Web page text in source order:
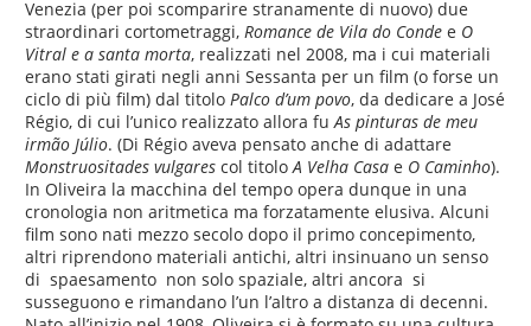
Venezia (per poi scomparire stranamente di nuovo) due
straordinari cortometraggi, Romance de Vila do Conde e O
Vitral e a santa morta, realizzati nel 2008, ma i cui materiali
erano stati girati negli anni Sessanta per un film (o forse un
ciclo di più film) dal titoloPalco d’um povo, da dedicare a José
Régio, di cui l’unico realizzato allora fuAs pinturas de meu
irmão Júlio. (Di Régio aveva pensato anche di adattare
Monstruositades vulgares col titoloA Velha Casa e O Caminho).
In Oliveira la macchina del tempo opera dunque in una
cronologia non aritmetica ma forzatamente elusiva. Alcuni
film sono nati mezzo secolo dopo il primo concepimento,
altri riprendono materiali antichi, altri insinuano un senso
di spaesamento non solo spaziale, altri ancora si
susseguono e rimandano l’un l’altro a distanza di decenni.